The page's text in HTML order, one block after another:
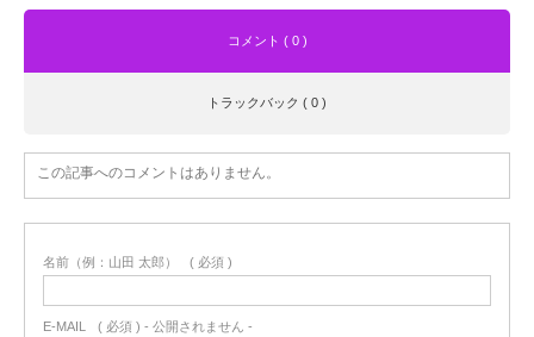
コメント ( 0 )
トラックバック ( 0 )
この記事へのコメントはありません。
名前（例：山田 太郎） ( 必須 )
E-MAIL ( 必須 ) - 公開されません -